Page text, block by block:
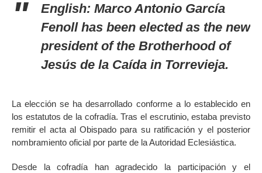
English: Marco Antonio García
Fenoll has been elected as the new
president of the Brotherhood of
Jesús de la Caída in Torrevieja.
La elección se ha desarrollado conforme a lo establecido en
los estatutos de la cofradía. Tras el escrutinio, estaba previsto
remitir el acta al Obispado para su ratificación y el posterior
nombramiento oficial por parte de la Autoridad Eclesiástica.
Desde la cofradía han agradecido la participación y el